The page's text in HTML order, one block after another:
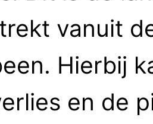
vanuit
Hierbij
en de